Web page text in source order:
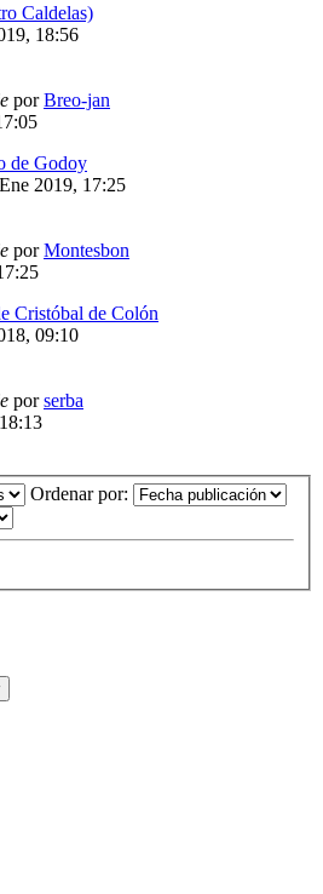
Caldelas)
18:56
porBreo-jan
de Godoy
2019, 17:25
porMontesbon
Cristóbal de Colón
09:10
porserba
Ordenar por: